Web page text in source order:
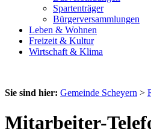
Spartenträger
Bürgerversammlungen
Leben & Wohnen
Freizeit & Kultur
Wirtschaft & Klima
Sie sind hier: Gemeinde Scheyern >
Mitarbeiter-